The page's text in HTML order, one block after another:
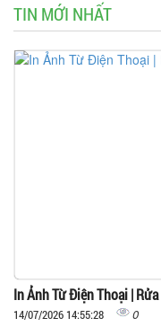
TIN MỚI NHẤT
In Ảnh Từ Điện Thoại |
14/07/2026 14:55:28 0